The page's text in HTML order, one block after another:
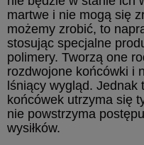
martwe i nie mogą się
możemy zrobić, to
stosując specjalne
polimery. Tworzą one
rozdwojone końcówki i
lśniący wygląd.
końcówek utrzyma się
nie powstrzyma
wysiłków.